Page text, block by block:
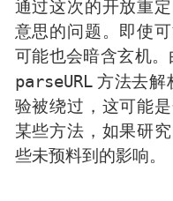
通过这次的开放重
意思的问题。即使
可能也会暗含玄机
parseURL方法去解
验被绕过，这可能
某些方法，如果研
些未预料到的影响。